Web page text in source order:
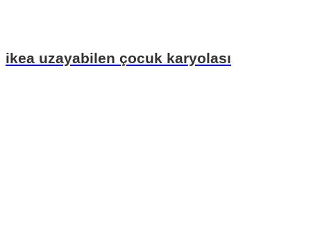
ikea uzayabilen çocuk karyolası